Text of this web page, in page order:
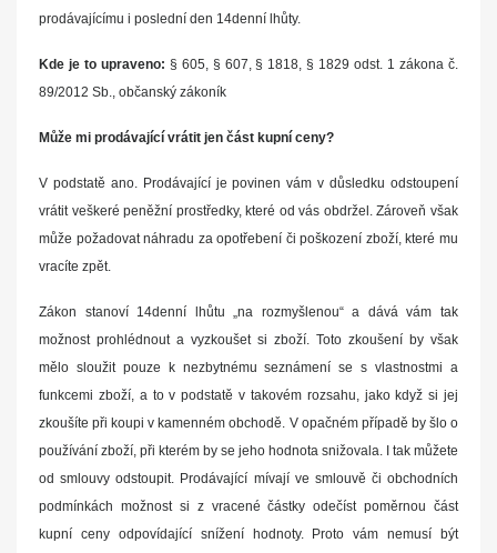
prodávajícímu i poslední den 14denní lhůty.
Kde je to upraveno: § 605, § 607, § 1818, § 1829 odst. 1 zákona č.
89/2012 Sb., občanský zákoník
Může mi prodávající vrátit jen část kupní ceny?
V podstatě ano. Prodávající je povinen vám v důsledku odstoupení
vrátit veškeré peněžní prostředky, které od vás obdržel. Zároveň však
může požadovat náhradu za opotřebení či poškození zboží, které mu
vracíte zpět.
Zákon stanoví 14denní lhůtu „na rozmyšlenou“ a dává vám tak
možnost prohlédnout a vyzkoušet si zboží. Toto zkoušení by však
mělo sloužit pouze k nezbytnému seznámení se s vlastnostmi a
funkcemi zboží, a to v podstatě v takovém rozsahu, jako když si jej
zkoušíte při koupi v kamenném obchodě. V opačném případě by šlo o
používání zboží, při kterém by se jeho hodnota snižovala. I tak můžete
od smlouvy odstoupit. Prodávající mívají ve smlouvě či obchodních
podmínkách možnost si z vracené částky odečíst poměrnou část
kupní ceny odpovídající snížení hodnoty. Proto vám nemusí být